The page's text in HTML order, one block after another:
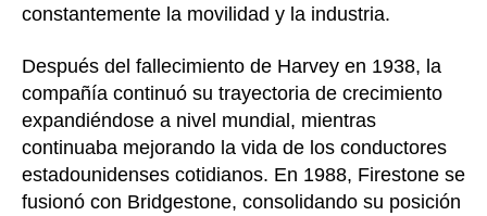
constantemente la movilidad y la industria.
Después del fallecimiento de Harvey en 1938, la
compañía continuó su trayectoria de crecimiento
expandiéndose a nivel mundial, mientras
continuaba mejorando la vida de los conductores
estadounidenses cotidianos. En 1988, Firestone se
fusionó con Bridgestone, consolidando su posición